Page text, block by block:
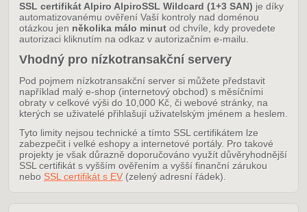
SSL certifikát Alpiro AlpiroSSL Wildcard (1+3 SAN) je díky
automatizovanému ověření Vaší kontroly nad doménou
otázkou jen několika málo minut od chvíle, kdy provedete
autorizaci kliknutím na odkaz v autorizačním e-mailu.
Vhodný pro nízkotransakční servery
Pod pojmem nízkotransakční server si můžete představit
například malý e-shop (internetový obchod) s měsíčními
obraty v celkové výši do 10,000 Kč, či webové stránky, na
kterých se uživatelé přihlašují uživatelským jménem a heslem.
Tyto limity nejsou technické a tímto SSL certifikátem lze
zabezpečit i velké eshopy a internetové portály. Pro takové
projekty je však důrazně doporučováno využít důvěryhodnější
SSL certifikát s vyšším ověřením a vyšší finanční zárukou
nebo SSL certifikát s EV(zelený adresní řádek).